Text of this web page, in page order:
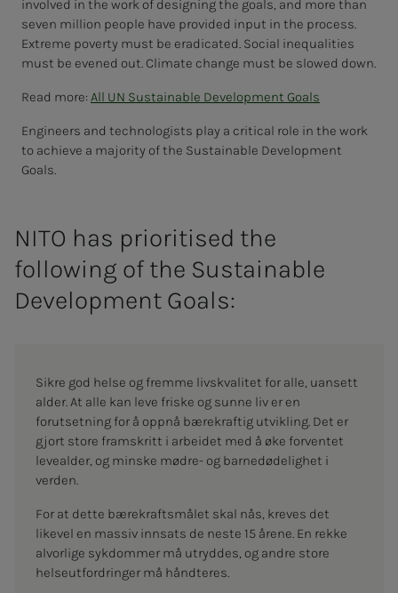
involved in the work of designing the goals, and more than
seven million people have provided input in the process.
Extreme poverty must be eradicated. Social inequalities
must be evened out. Climate change must be slowed down.
Read more: All UN Sustainable Development Goals
Engineers and technologists play a critical role in the work
to achieve a majority of the Sustainable Development
Goals.
NITO has prioritised the
following of the Sustainable
Development Goals:
Sikre god helse og fremme livskvalitet for alle, uansett
alder. At alle kan leve friske og sunne liv er en
forutsetning for å oppnå bærekraftig utvikling. Det er
gjort store framskritt i arbeidet med å øke forventet
levealder, og minske mødre- og barnedødelighet i
verden.
For at dette bærekraftsmålet skal nås, kreves det
likevel en massiv innsats de neste 15 årene. En rekke
alvorlige sykdommer må utryddes, og andre store
helseutfordringer må håndteres.